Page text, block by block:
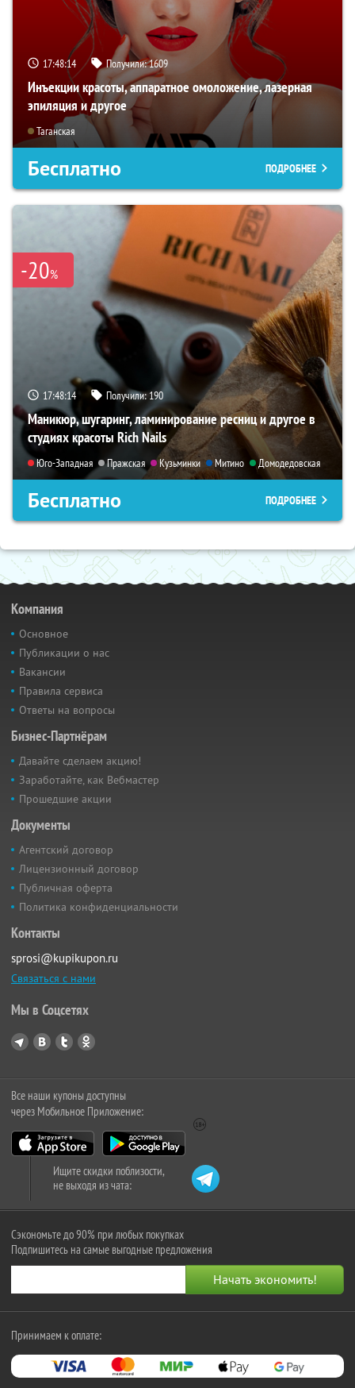
17:48:13 Получили:1609
Инъекции красоты, аппаратное омоложение, лазерная
эпиляция и другое
Таганская
Бесплатно ПОДРОБНЕЕ
-20%
17:48:13 Получили:190
Маникюр, шугаринг, ламинирование ресниц и другое в
студиях красоты Rich Nails
Юго-Западная Пражская Кузьминки Митино Домодедовская
Бесплатно ПОДРОБНЕЕ
Компания
Основное
Публикации о нас
Вакансии
Правила сервиса
Ответы на вопросы
Бизнес-Партнёрам
Давайте сделаем акцию!
Заработайте, как Вебмастер
Прошедшие акции
Документы
Агентский договор
Лицензионный договор
Публичная оферта
Политика конфиденциальности
Контакты
sprosi@kupikupon.ru
Связаться с нами
Мы в Соцсетях
Все наши купоны доступны
через Мобильное Приложение:
Ищите скидки поблизости,
не выходя из чата:
Сэкономьте до 90% при любых покупках
Подпишитесь на самые выгодные предложения
Принимаем к оплате: